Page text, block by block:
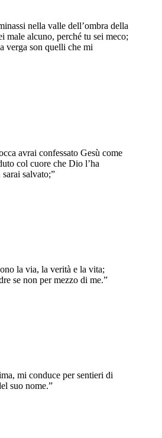
nella valle dell’ombra della
male alcuno, perché tu sei meco;
verga son quelli che mi
avrai confessato Gesù come
col cuore che Dio l’ha
salvato;”
la via, la verità e la vita;
se non per mezzo di me.”
mi conduce per sentieri di
suo nome.”